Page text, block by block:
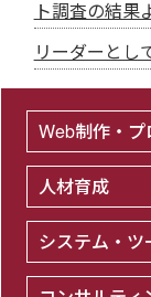
ト調査の結果
リーダーとし
Web制作・
人材育成
システム・ツ